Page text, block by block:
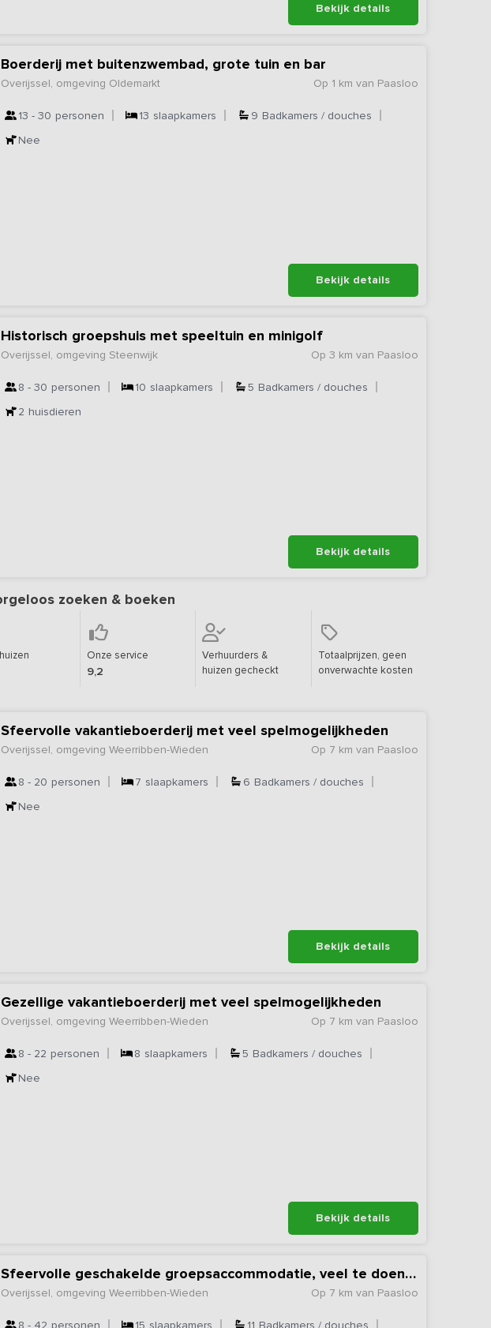
Bekijk details
Boerderij met buitenzwembad, grote tuin en bar
Op 1 km van Paasloo
Overijssel, omgeving Oldemarkt
13 - 30 personen 13 slaapkamers 9 Badkamers / douches
Nee
Bekijk details
Historisch groepshuis met speeltuin en minigolf
Op 3 km van Paasloo
Overijssel, omgeving Steenwijk
8 - 30 personen 10 slaapkamers 5 Badkamers / douches
2 huisdieren
Bekijk details
zoeken & boeken
Onze service
9,2
Verhuurders &
huizen gecheckt
Totaalprijzen, geen
onverwachte kosten
Sfeervolle vakantieboerderij met veel spelmogelijkheden
Op 7 km van Paasloo
Overijssel, omgeving Weerribben-Wieden
8 - 20 personen 7 slaapkamers 6 Badkamers / douches
Nee
Bekijk details
Gezellige vakantieboerderij met veel spelmogelijkheden
Op 7 km van Paasloo
Overijssel, omgeving Weerribben-Wieden
8 - 22 personen 8 slaapkamers 5 Badkamers / douches
Nee
Bekijk details
Sfeervolle geschakelde groepsaccommodatie, veel te doen en te beleven
Op 7 km van Paasloo
Overijssel, omgeving Weerribben-Wieden
8 - 42 personen 15 slaapkamers 11 Badkamers / douches